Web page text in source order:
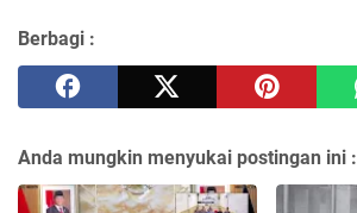
Berbagi :
Anda mungkin menyukai postingan ini :